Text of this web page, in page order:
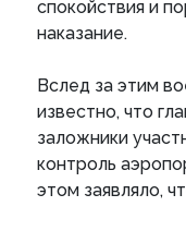
спокойствия и
наказание.
Вслед за этим
известно, что
заложники
контроль
этом заявляло,